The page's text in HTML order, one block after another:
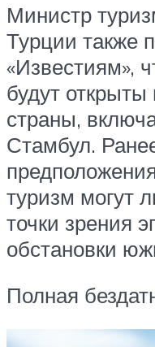
Министр
Турции также
«Известиям»,
будут
страны,
Стамбул.
туризм могут
точки зрения
обстановки
Полная